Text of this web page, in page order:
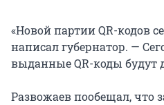
«Новой партии QR-кодов
написал губернатор. —
выданные QR-коды будут
Развожаев пообещал, что